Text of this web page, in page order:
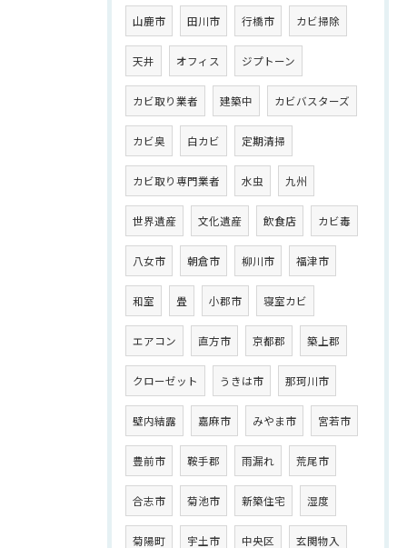
山鹿市 田川市 行橋市 カビ掃除
天井 オフィス ジプトーン
カビ取り業者 建築中 カビバスターズ
カビ臭 白カビ 定期清掃
カビ取り専門業者 水虫 九州
世界遺産 文化遺産 飲食店 カビ毒
八女市 朝倉市 柳川市 福津市
和室 畳 小郡市 寝室カビ
エアコン 直方市 京都郡 築上郡
クローゼット うきは市 那珂川市
壁内結露 嘉麻市 みやま市 宮若市
豊前市 鞍手郡 雨漏れ 荒尾市
合志市 菊池市 新築住宅 湿度
菊陽町 宇土市 中央区 玄関物入